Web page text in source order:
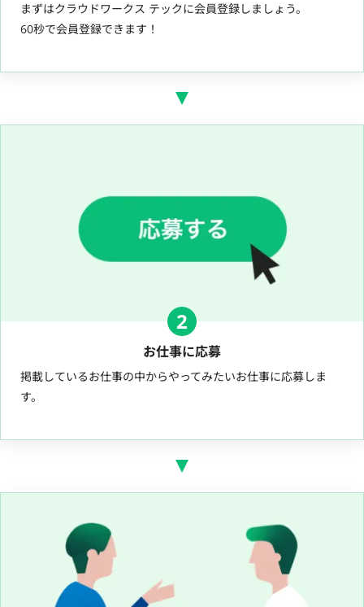
まずはクラウドワークス テックに会員登録しましょう。
60秒で会員登録できます！
2
お仕事に応募
掲載しているお仕事の中からやってみたいお仕事に応募しま
す。